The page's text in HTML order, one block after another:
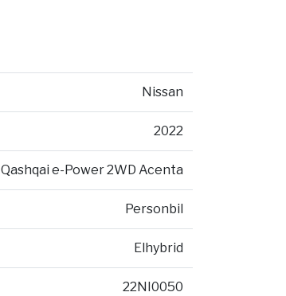
Nissan
2022
Qashqai e-Power 2WD Acenta
Personbil
Elhybrid
22NI0050